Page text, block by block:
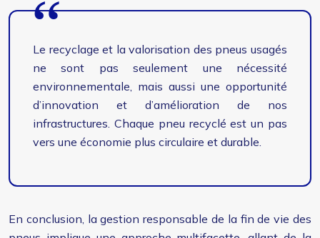
Le recyclage et la valorisation des pneus usagés
ne sont pas seulement une nécessité
environnementale, mais aussi une opportunité
d’innovation et d’amélioration de nos
infrastructures. Chaque pneu recyclé est un pas
vers une économie plus circulaire et durable.
En conclusion, la gestion responsable de la fin de vie des